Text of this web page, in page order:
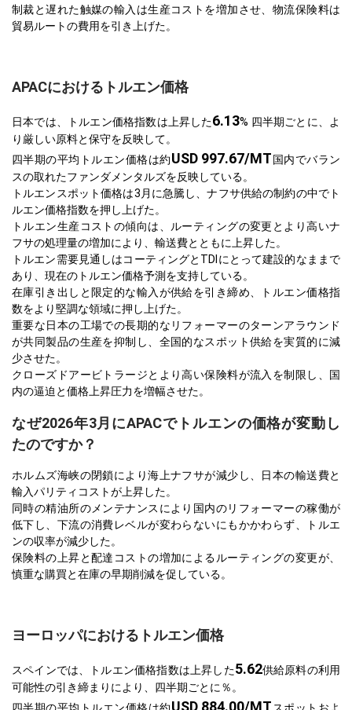
制裁と遅れた触媒の輸入は生産コストを増加させ、物流保険料は
貿易ルートの費用を引き上げた。
APACにおけるトルエン価格
日本では、トルエン価格指数は上昇した6.13% 四半期ごとに、よ
り厳しい原料と保守を反映して。
四半期の平均トルエン価格は約USD 997.67/MT国内でバラン
スの取れたファンダメンタルズを反映している。
トルエンスポット価格は3月に急騰し、ナフサ供給の制約の中でト
ルエン価格指数を押し上げた。
トルエン生産コストの傾向は、ルーティングの変更とより高いナ
フサの処理量の増加により、輸送費とともに上昇した。
トルエン需要見通しはコーティングとTDIにとって建設的なままで
あり、現在のトルエン価格予測を支持している。
在庫引き出しと限定的な輸入が供給を引き締め、トルエン価格指
数をより堅調な領域に押し上げた。
重要な日本の工場での長期的なリフォーマーのターンアラウンド
が共同製品の生産を抑制し、全国的なスポット供給を実質的に減
少させた。
クローズドアービトラージとより高い保険料が流入を制限し、国
内の逼迫と価格上昇圧力を増幅させた。
なぜ2026年3月にAPACでトルエンの価格が変動し
たのですか？
ホルムズ海峡の閉鎖により海上ナフサが減少し、日本の輸送費と
輸入パリティコストが上昇した。
同時の精油所のメンテナンスにより国内のリフォーマーの稼働が
低下し、下流の消費レベルが変わらないにもかかわらず、トルエ
ンの収率が減少した。
保険料の上昇と配達コストの増加によるルーティングの変更が、
慎重な購買と在庫の早期削減を促している。
ヨーロッパにおけるトルエン価格
スペインでは、トルエン価格指数は上昇した5.62供給原料の利用
可能性の引き締まりにより、四半期ごとに％。
USD 884.00/MT